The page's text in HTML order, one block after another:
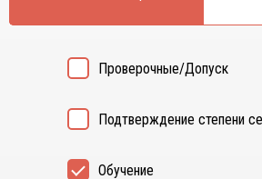
Проверочные/Допуск
Подтверждение степени
Обучение